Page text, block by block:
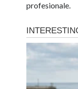
profesionale.